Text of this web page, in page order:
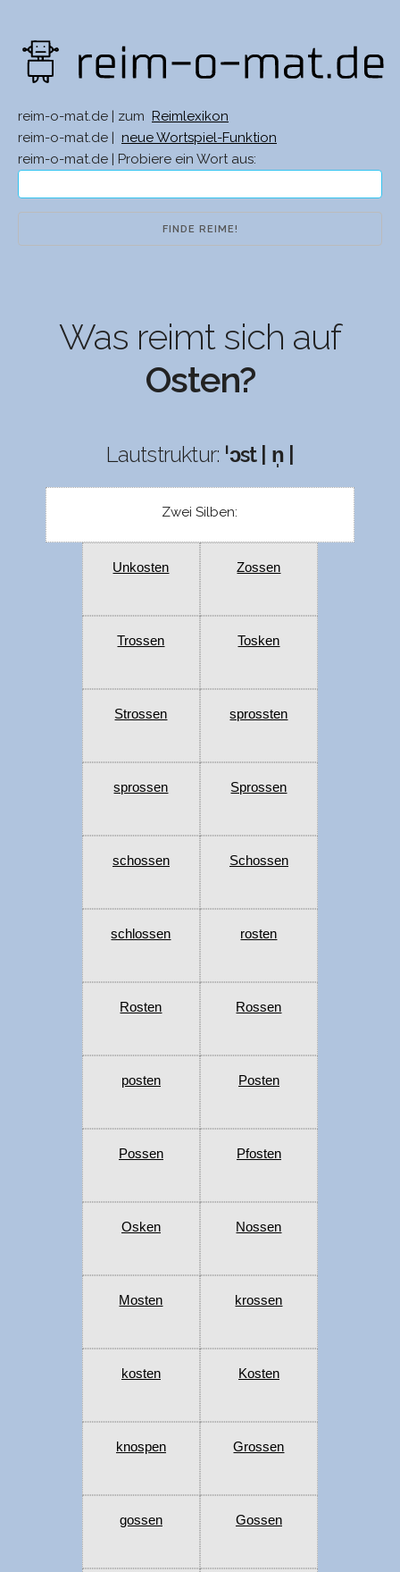
reim-o-mat.de | zum
Reimlexikon
reim-o-mat.de |
neue Wortspiel-Funktion
reim-o-mat.de | Probiere ein Wort aus:
Was reimt sich auf
Osten?
Lautstruktur: ˈɔst | n̩ |
Zwei Silben:
Unkosten Zossen
Trossen Tosken
Strossen sprossten
sprossen Sprossen
schossen Schossen
schlossen rosten
Rosten Rossen
posten Posten
Possen Pfosten
Osken Nossen
Mosten krossen
kosten Kosten
knospen Grossen
gossen Gossen